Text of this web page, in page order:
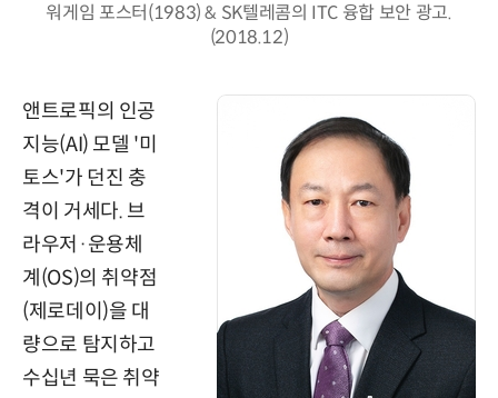
워게임 포스터(1983) & SK텔레콤의 ITC 융합 보안 광고.
(2018.12)
앤트로픽의 인공
지능(AI) 모델 '미
토스'가 던진 충
격이 거세다. 브
라우저·운용체
계(OS)의 취약점
(제로데이)을 대
량으로 탐지하고
수십년 묵은 취약